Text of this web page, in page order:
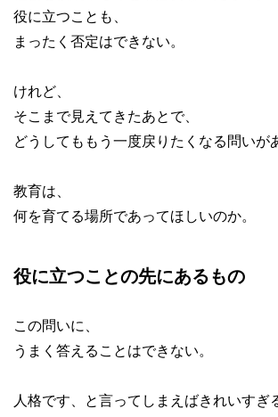
役に立つことも、
まったく否定はできない。
けれど、
そこまで見えてきたあとで、
どうしてももう一度戻りたくなる問いが
教育は、
何を育てる場所であってほしいのか。
役に立つことの先にあるもの
この問いに、
うまく答えることはできない。
人格です、と言ってしまえばきれいすぎ